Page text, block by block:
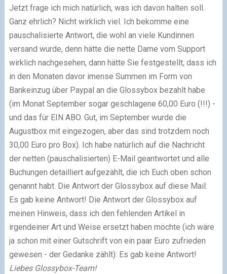
Jetzt frage ich mich natürlich, was ich davon halten soll.
Ganz ehrlich? Nicht wirklich viel. Ich bekomme eine
pauschalisierte Antwort, die wohl an viele Kundinnen
versand wurde, denn hätte die nette Dame vom Support
wirklich nachgesehen, dann hätte Sie festgestellt, dass ich
in den Monaten davor imense Summen im Form von
Bankeinzug über Paypal an die Glossybox bezahlt habe
(im Monat September sogar geschlagene 60,00 Euro (!!!) -
und das für EIN ABO. Gut, im September wurde die
Augustbox mit eingezogen, aber das sind trotzdem noch
30,00 Euro pro Box). Ich habe natürlich auf die Nachricht
der netten (pauschalisierten) E-Mail geantwortet und alle
Buchungen detailliert aufgezählt, die ich Euch oben schon
genannt habt. Die Antwort der Glossybox auf diese Mail:
Es gab keine Antwort! Die Antwort der Glossybox auf
meinen Hinweis, dass ich den fehlenden Artikel in
irgendeiner Art und Weise ersetzt haben möchte (ich wäre
ja schon mit einer Gutschrift von ein paar Euro zufrieden
gewesen - der Gedanke zählt): Es gab keine Antwort!
Liebes Glossybox-Team!